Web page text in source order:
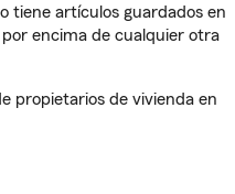
tiene artículos guardados en
encima de cualquier otra
propietarios de vivienda en